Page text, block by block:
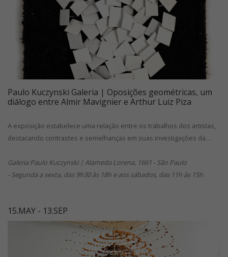
Paulo Kuczynski Galeria | Oposições geométricas, um
diálogo entre Almir Mavignier e Arthur Luiz Piza
A exposição estabelece uma relação entre os trabalhos dos artistas,
destacando contrastes e semelhanças em suas investigações da…
Galeria Paulo Kuczynski | Alameda Lorena, 1661 - São Paulo
- Segunda a sexta, das 9h30 às 18h e aos sábados, das 11h às 15h
15.MAY - 13.SEP